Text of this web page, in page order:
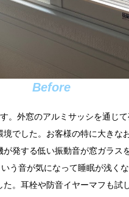
Before
。外窓のアルミサッシを通じ
境でした。お客様の特に大きな
発する低い振動音が窓ガラス
う音が気になって睡眠が浅く
た。耳栓や防音イヤーマフも試